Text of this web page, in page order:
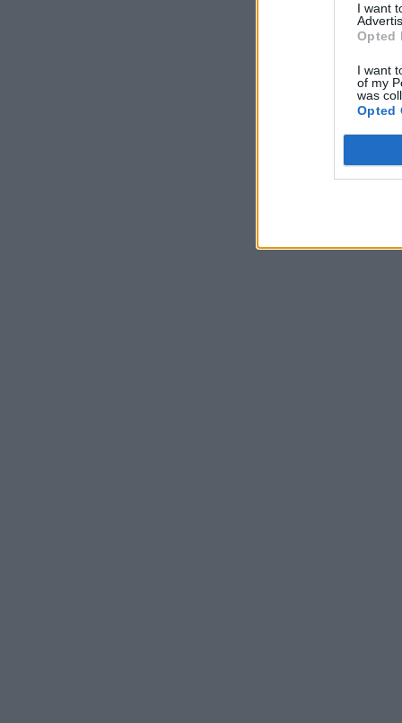
I want
Opted
I want
of my
was
Opted